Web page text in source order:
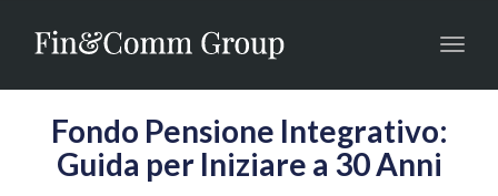
Fondo Pensione Integrativo:
Guida per Iniziare a 30 Anni